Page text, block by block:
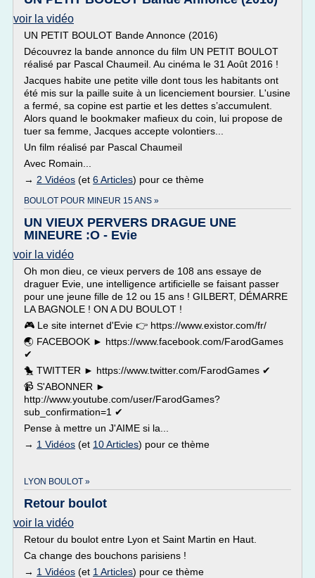
voir la vidéo
UN PETIT BOULOT Bande Annonce (2016)
Découvrez la bande annonce du film UN PETIT BOULOT
réalisé par Pascal Chaumeil. Au cinéma le 31 Août 2016 !
Jacques habite une petite ville dont tous les habitants ont
été mis sur la paille suite à un licenciement boursier. L'usine
a fermé, sa copine est partie et les dettes s’accumulent.
Alors quand le bookmaker mafieux du coin, lui propose de
tuer sa femme, Jacques accepte volontiers...
Un film réalisé par Pascal Chaumeil
Avec Romain...
→ 2 Vidéos (et 6 Articles) pour ce thème
BOULOT POUR MINEUR 15 ANS »
UN VIEUX PERVERS DRAGUE UNE
MINEURE :O - Evie
voir la vidéo
Oh mon dieu, ce vieux pervers de 108 ans essaye de
draguer Evie, une intelligence artificielle se faisant passer
pour une jeune fille de 12 ou 15 ans ! GILBERT, DÉMARRE
LA BAGNOLE ! ON A DU BOULOT !
🎮 Le site internet d'Evie 👉 https://www.existor.com/fr/
🌏 FACEBOOK ► https://www.facebook.com/FarodGames
✔
🐤 TWITTER ► https://www.twitter.com/FarodGames ✔
📹 S'ABONNER ►
http://www.youtube.com/user/FarodGames?
sub_confirmation=1 ✔
Pense à mettre un J'AIME si la...
→ 1 Vidéos (et 10 Articles) pour ce thème
LYON BOULOT »
Retour boulot
voir la vidéo
Retour du boulot entre Lyon et Saint Martin en Haut.
Ca change des bouchons parisiens !
→ 1 Vidéos (et 1 Articles) pour ce thème